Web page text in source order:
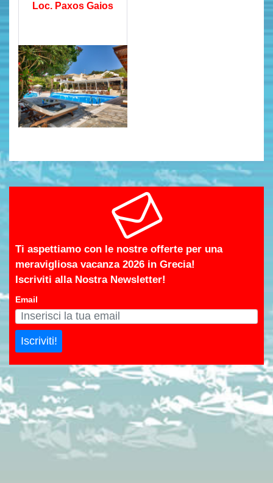
Loc. Paxos Gaios
Ti aspettiamo con le nostre offerte per una
meravigliosa vacanza 2026 in Grecia!
Iscriviti alla Nostra Newsletter!
Email
Iscriviti!